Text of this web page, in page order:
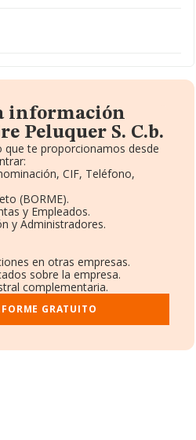
información
Peluquer S. C.b.
te proporcionamos desde
CIF, Teléfono,
(BORME).
y Empleados.
y Administradores.
en otras empresas.
sobre la empresa.
complementaria.
GRATUITO